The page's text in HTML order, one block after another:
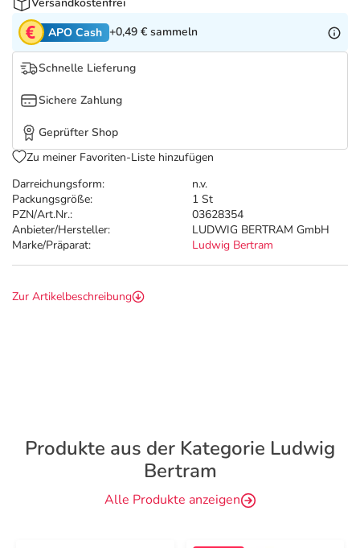
Tierapotheke
Vitamine & Mineralstoffe
Marken
Salus Deals
Darreichungsform:
n.v.
Packungsgröße:
1 St
PZN/Art.Nr.:
03628354
Anbieter/Hersteller:
LUDWIG BERTRAM GmbH
Marke/Präparat:
Ludwig Bertram
APO Cash +0,49 € sammeln
Schnelle Lieferung
Sichere Zahlung
Geprüfter Shop
Zu meiner Favoriten-Liste hinzufügen
Zur Artikelbeschreibung
Produkte aus der Kategorie Ludwig
Bertram
Alle Produkte anzeigen